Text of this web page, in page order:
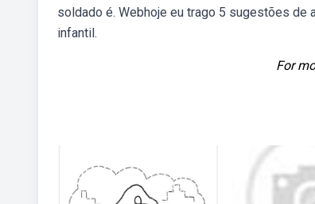
soldado é. Webhoje eu trago 5 sugestões de
infantil.
For